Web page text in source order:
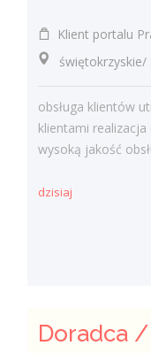
Klient portalu
świętokrzyskie/
obsługa klientów
klientami
wysoką jakość
dzisiaj